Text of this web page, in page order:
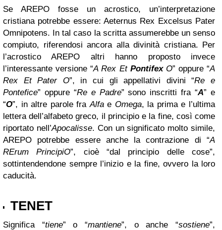
Se AREPO fosse un acrostico, un’interpretazione
cristiana potrebbe essere: Aeternus Rex Excelsus Pater
Omnipotens. In tal caso la scritta assumerebbe un senso
compiuto, riferendosi ancora alla divinità cristiana. Per
l’acrostico AREPO altri hanno proposto invece
l’interessante versione “A Rex Et PontifexO” oppure “A
Rex Et Pater O”, in cui gli appellativi divini “Re e
Pontefice” oppure “Re e Padre” sono inscritti fra “A” e
“O”, in altre parole fraAlfae Omega, la prima e l’ultima
lettera dell’alfabeto greco, il principio e la fine, così come
riportato nell’Apocalisse. Con un significato molto simile,
AREPO potrebbe essere anche la contrazione di “A
RErum PrincipiO”, cioè “dal principio delle cose”,
sottintendendone sempre l’inizio e la fine, ovvero la loro
caducità.
TENET
Significa “tiene” o “mantiene”, o anche “sostiene”,